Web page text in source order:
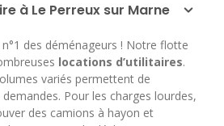
à Le Perreux sur Marne
des déménageurs ! Notre flotte
locations d’utilitaires.
variés permettent de
Pour les charges lourdes,
des camions à hayon et